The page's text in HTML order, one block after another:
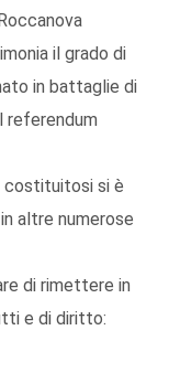
il grado di
in battaglie di
referendum
costituitosi si è
altre numerose
di rimettere in
e di diritto: